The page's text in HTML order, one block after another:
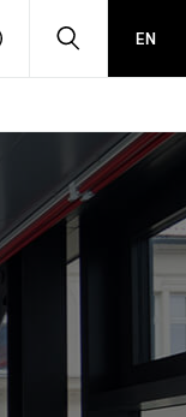
PŘIHLÁSIT HLEDATEN